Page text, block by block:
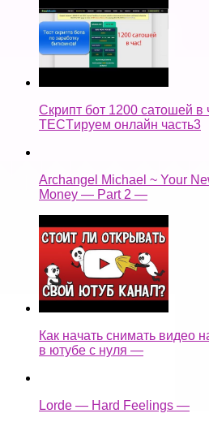
Скрипт бот 1200 сатошей в
TECTируем онлайн часть3
Archangel Michael ~ Your
Money — Part 2 —
Как начать снимать видео
в ютубе с нуля —
Lorde — Hard Feelings —